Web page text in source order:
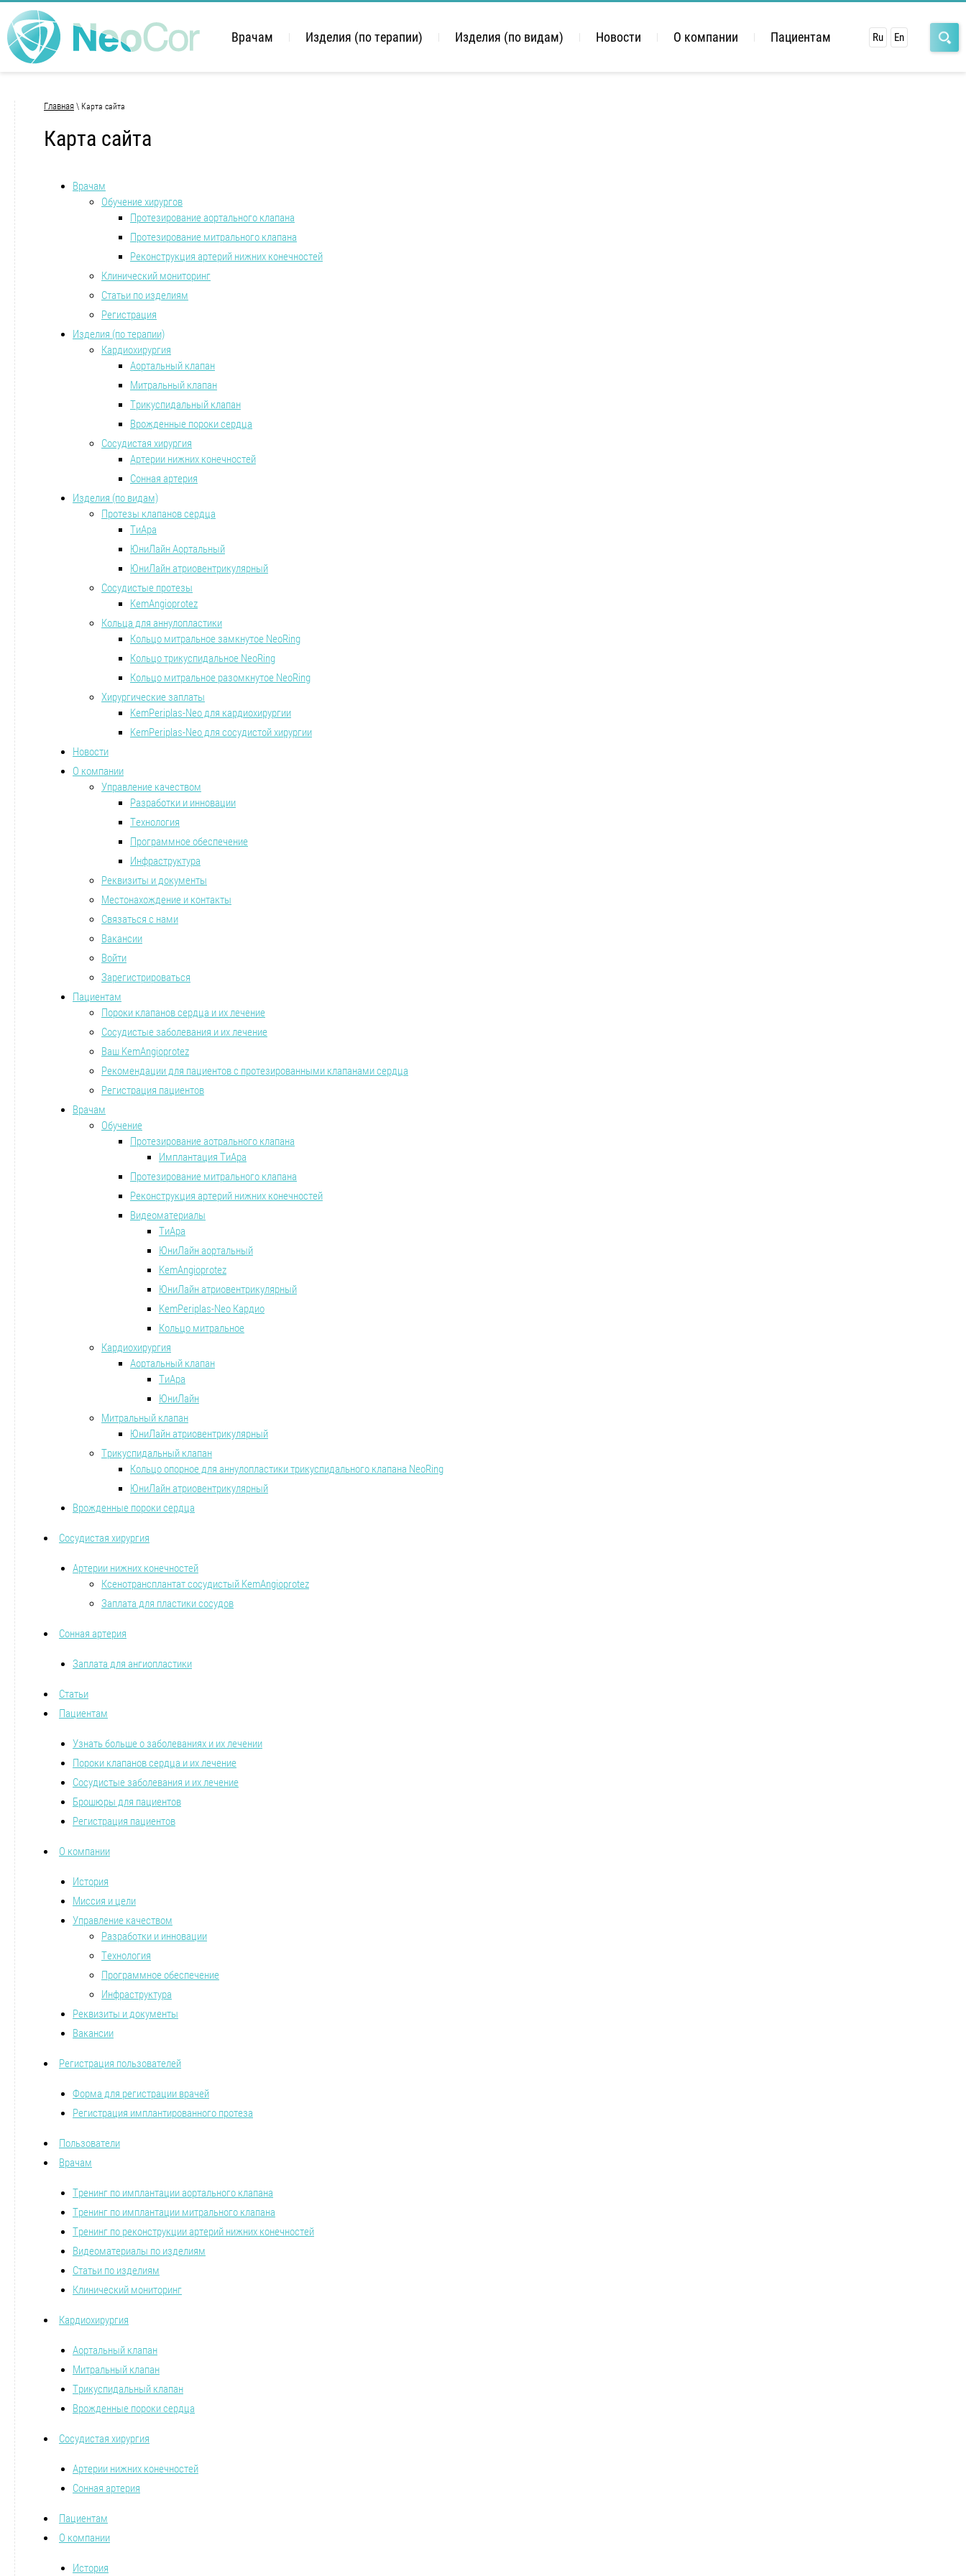
Врачам Изделия (по терапии) Изделия (по видам) Новости О компании Пациентам Ru En
Главная \ Карта сайта
Карта сайта
Врачам
Обучение хирургов
Протезирование аортального клапана
Протезирование митрального клапана
Реконструкция артерий нижних конечностей
Клинический мониторинг
Статьи по изделиям
Регистрация
Изделия (по терапии)
Кардиохирургия
Аортальный клапан
Митральный клапан
Трикуспидальный клапан
Врожденные пороки сердца
Сосудистая хирургия
Артерии нижних конечностей
Сонная артерия
Изделия (по видам)
Протезы клапанов сердца
ТиАра
ЮниЛайн Аортальный
ЮниЛайн атриовентрикулярный
Сосудистые протезы
KemAngioprotez
Кольца для аннулопластики
Кольцо митральное замкнутое NeoRing
Кольцо трикуспидальное NeoRing
Кольцо митральное разомкнутое NeoRing
Хирургические заплаты
KemPeriplas-Neo для кардиохирургии
KemPeriplas-Neo для сосудистой хирургии
Новости
О компании
Управление качеством
Разработки и инновации
Технология
Программное обеспечение
Инфраструктура
Реквизиты и документы
Местонахождение и контакты
Связаться с нами
Вакансии
Войти
Зарегистрироваться
Пациентам
Пороки клапанов сердца и их лечение
Сосудистые заболевания и их лечение
Ваш KemAngioprotez
Рекомендации для пациентов с протезированными клапанами сердца
Регистрация пациентов
Врачам
Обучение
Протезирование аотрального клапана
Имплантация ТиАра
Протезирование митрального клапана
Реконструкция артерий нижних конечностей
Видеоматериалы
ТиАра
ЮниЛайн аортальный
KemAngioprotez
ЮниЛайн атриовентрикулярный
KemPeriplas-Neo Кардио
Кольцо митральное
Кардиохирургия
Аортальный клапан
ТиАра
ЮниЛайн
Митральный клапан
ЮниЛайн атриовентрикулярный
Трикуспидальный клапан
Кольцо опорное для аннулопластики трикуспидального клапана NeoRing
ЮниЛайн атриовентрикулярный
Врожденные пороки сердца
Сосудистая хирургия
Артерии нижних конечностей
Ксенотрансплантат сосудистый KemAngioprotez
Заплата для пластики сосудов
Сонная артерия
Заплата для ангиопластики
Статьи
Пациентам
Узнать больше о заболеваниях и их лечении
Пороки клапанов сердца и их лечение
Сосудистые заболевания и их лечение
Брошюры для пациентов
Регистрация пациентов
О компании
История
Миссия и цели
Управление качеством
Разработки и инновации
Технология
Программное обеспечение
Инфраструктура
Реквизиты и документы
Вакансии
Регистрация пользователей
Форма для регистрации врачей
Регистрация имплантированного протеза
Пользователи
Врачам
Тренинг по имплантации аортального клапана
Тренинг по имплантации митрального клапана
Тренинг по реконструкции артерий нижних конечностей
Видеоматериалы по изделиям
Статьи по изделиям
Клинический мониторинг
Кардиохирургия
Аортальный клапан
Митральный клапан
Трикуспидальный клапан
Врожденные пороки сердца
Сосудистая хирургия
Артерии нижних конечностей
Сонная артерия
Пациентам
О компании
История